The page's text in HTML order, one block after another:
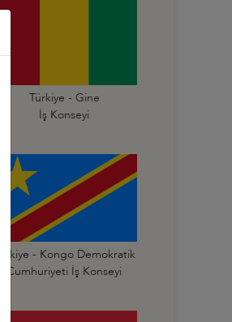
Türkiye - Gine
İş Konseyi
Türkiye - Kongo Demokratik
Cumhuriyeti İş Konseyi